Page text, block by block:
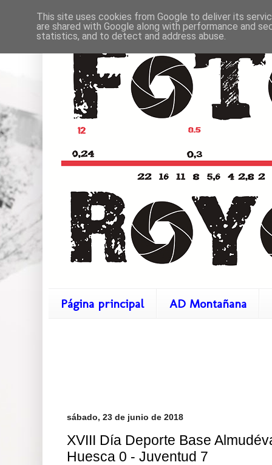
Página principal AD Montañana
sábado, 23 de junio de 2018
XVIII Día Deporte Base
Huesca 0 - Juventud 7
This site uses cookies from Google to deliver its
are shared with Google along with performance and
statistics, and to detect and address abuse.